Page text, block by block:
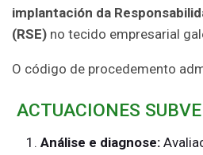
implantación da
(RSE) no tecido empresarial
O código de procedemento
ACTUACIONES
Análise e diagnose: